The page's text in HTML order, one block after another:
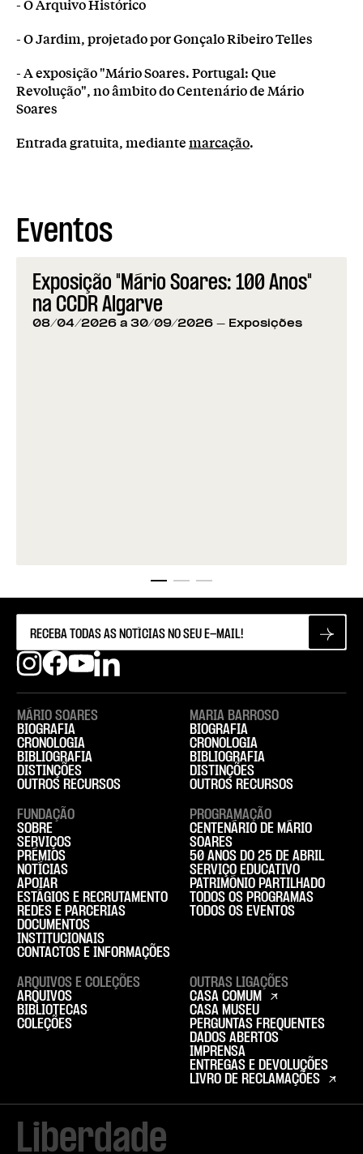
- O Arquivo Histórico
- O Jardim, projetado por Gonçalo Ribeiro Telles
- A exposição "Mário Soares. Portugal: Que
Revolução", no âmbito do Centenário de Mário
Soares
Entrada gratuita, mediantemarcação.
Eventos
Exposição "Mário Soares: 100 Anos"
na CCDR Algarve
08/04/2026 a 30/09/2026 - Exposições
Liberdade
MÁRIO SOARES
BIOGRAFIA
CRONOLOGIA
BIBLIOGRAFIA
DISTINÇÕES
OUTROS RECURSOS
MARIA BARROSO
BIOGRAFIA
CRONOLOGIA
BIBLIOGRAFIA
DISTINÇÕES
OUTROS RECURSOS
FUNDAÇÃO
SOBRE
SERVIÇOS
PRÉMIOS
NOTÍCIAS
APOIAR
ESTÁGIOS E RECRUTAMENTO
REDES E PARCERIAS
DOCUMENTOS
INSTITUCIONAIS
CONTACTOS E INFORMAÇÕES
PROGRAMAÇÃO
CENTENÁRIO DE MÁRIO
SOARES
50 ANOS DO 25 DE ABRIL
SERVIÇO EDUCATIVO
PATRIMÓNIO PARTILHADO
TODOS OS PROGRAMAS
TODOS OS EVENTOS
ARQUIVOS E COLEÇÕES
ARQUIVOS
BIBLIOTECAS
COLEÇÕES
OUTRAS LIGAÇÕES
CASA COMUM
CASA MUSEU
PERGUNTAS FREQUENTES
DADOS ABERTOS
IMPRENSA
ENTREGAS E DEVOLUÇÕES
LIVRO DE RECLAMAÇÕES